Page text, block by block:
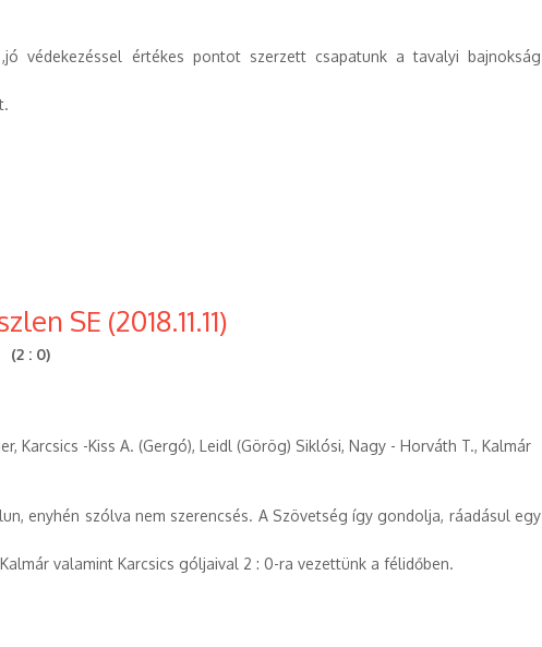
védekezéssel értékes pontot szerzett csapatunk a tavalyi bajnokság
SE (2018.11.11)
(2 : 0)
Karcsics -Kiss A. (Gergó), Leidl (Görög) Siklósi, Nagy - Horváth T., Kalmár
enyhén szólva nem szerencsés. A Szövetség így gondolja, ráadásul egy
valamint Karcsics góljaival 2 : 0-ra vezettünk a félidőben.